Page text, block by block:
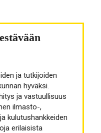
ja tutkijoiden
hyväksi.
ja vastuullisuus
ilmasto-,
kulutushankkeiden
erilaisista